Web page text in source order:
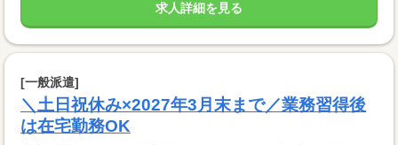
求人詳細を見る
[一般派遣]
＼土日祝休み×2027年3月末まで／業務習得後
は在宅勤務OK